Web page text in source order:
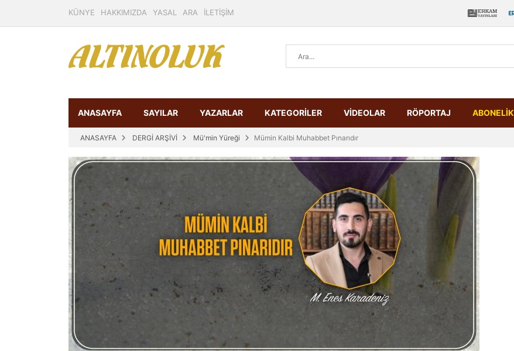
KÜNYE HAKKIMIZDA YASAL ARA İLETİŞİM
ANASAYFA SAYILAR YAZARLAR KATEGORİLER VİDEOLAR RÖPORTAJ ABONELİK
ANASAYFA DERGİ ARŞİVİ Mü'min Yüreği Mümin Kalbi Muhabbet Pınarıdır